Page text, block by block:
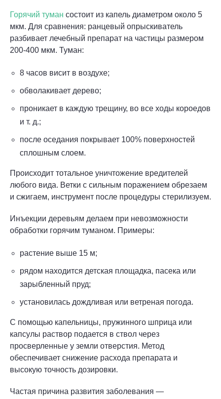
Горячий туман состоит из капель диаметром около 5
мкм. Для сравнения: ранцевый опрыскиватель
разбивает лечебный препарат на частицы размером
200-400 мкм. Туман:
8 часов висит в воздухе;
обволакивает дерево;
проникает в каждую трещину, во все ходы короедов
и т. д.;
после оседания покрывает 100% поверхностей
сплошным слоем.
Происходит тотальное уничтожение вредителей
любого вида. Ветки с сильным поражением обрезаем
и сжигаем, инструмент после процедуры стерилизуем.
Инъекции деревьям делаем при невозможности
обработки горячим туманом. Примеры:
растение выше 15 м;
рядом находится детская площадка, пасека или
зарыбленный пруд;
установилась дождливая или ветреная погода.
С помощью капельницы, пружинного шприца или
капсулы раствор подается в ствол через
просверленные у земли отверстия. Метод
обеспечивает снижение расхода препарата и
высокую точность дозировки.
Частая причина развития заболевания —